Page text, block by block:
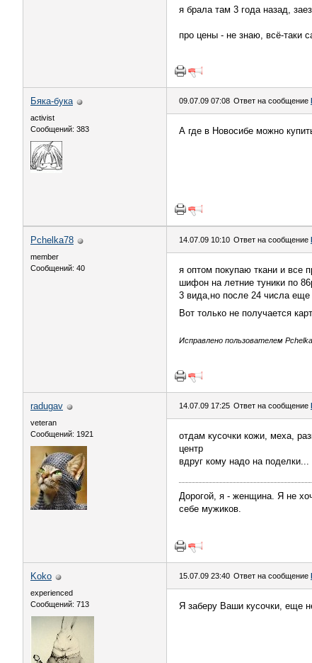
я брала там 3 года назад,
про цены - не знаю, всё-таки
Бяка-бука
activist
Сообщений: 383
09.07.09 07:08 Ответ на сообщение
А где в Новосибе можно
Pchelka78
member
Сообщений: 40
14.07.09 10:10 Ответ на сообщение
я оптом покупаю ткани и все
шифон на летние туники по
3 вида,но после 24 числа
Вот только не получается
Исправлено пользователем
radugav
veteran
Сообщений: 1921
14.07.09 17:25 Ответ на сообщение
отдам кусочки кожи, меха,
центр
вдруг кому надо на поделки...
Дорогой, я - женщина. Я не
себе мужиков.
Koko
experienced
Сообщений: 713
15.07.09 23:40 Ответ на сообщение
Я заберу Ваши кусочки, еще